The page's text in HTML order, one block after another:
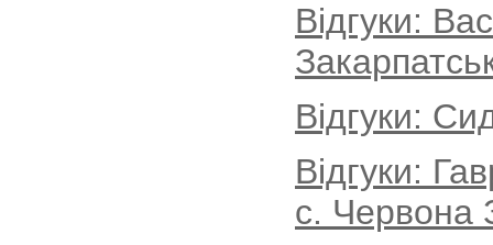
Відгуки:
Відгуки:
Відгуки:
с. Червона